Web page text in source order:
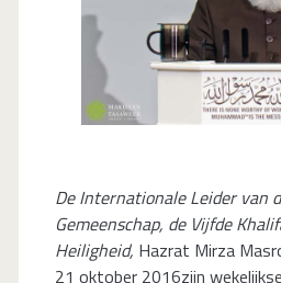
De Internationale Leider van
Gemeenschap, de Vijfde
Heiligheid, Hazrat Mirza
21 oktober 2016zijn wekelijkse